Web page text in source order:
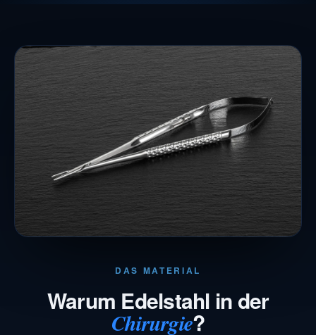
DAS MATERIAL
Warum Edelstahl in der
Chirurgie?